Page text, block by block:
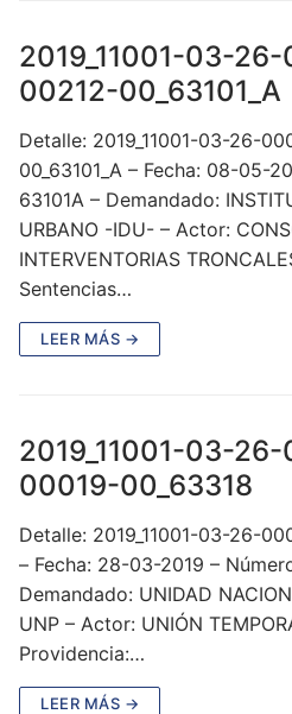
2019_11001-03-
00212-00_63101_A
Detalle: 2019_11001-03-26-
00_63101_A – Fecha: 08-05-
63101A – Demandado:
URBANO -IDU- – Actor:
INTERVENTORIAS
Sentencias…
LEER MÁS →
2019_11001-03-
00019-00_63318
Detalle: 2019_11001-03-26-
– Fecha: 28-03-2019 –
Demandado: UNIDAD
UNP – Actor: UNIÓN
Providencia:…
LEER MÁS →